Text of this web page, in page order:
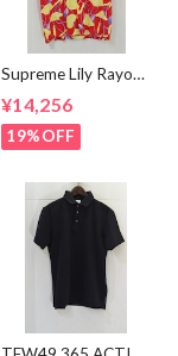
Supreme Lily Rayon
¥14,256
19%OFF